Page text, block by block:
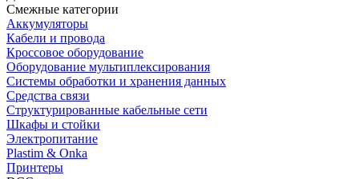
Смежные категории
Аккумуляторы
Кабели и провода
Кроссовое оборудование
Оборудование мультиплексирования
Системы обработки и хранения данных
Средства связи
Структурированные кабельные сети
Шкафы и стойки
Электропитание
Plastim & Onka
Принтеры